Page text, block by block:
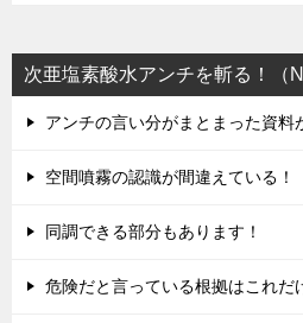
次亜塩素酸水アンチを斬る！（
アンチの言い分がまとまった資料
空間噴霧の認識が間違えている！
同調できる部分もあります！
危険だと言っている根拠はこれだ